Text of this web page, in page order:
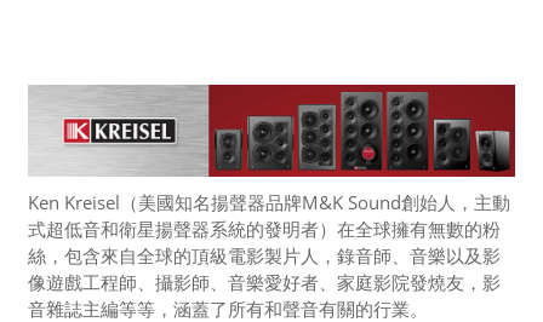
Ken Kreisel（美國知名揚聲器品牌M&K Sound創始人，主動
式超低音和衛星揚聲器系統的發明者）在全球擁有無數的粉
絲，包含來自全球的頂級電影製片人，錄音師、音樂以及影
像遊戲工程師、攝影師、音樂愛好者、家庭影院發燒友，影
音雜誌主編等等，涵蓋了所有和聲音有關的行業。